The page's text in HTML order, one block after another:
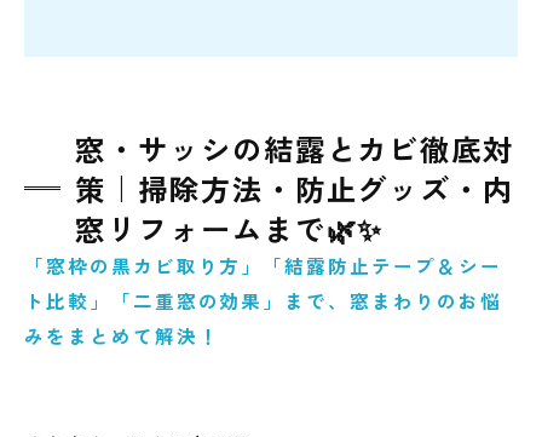
窓・サッシの結露とカビ徹底対
策｜掃除方法・防止グッズ・内
窓リフォームまで🌿✨
「窓枠の黒カビ取り方」「結露防止テープ＆シー
ト比較」「二重窓の効果」まで、窓まわりのお悩
みをまとめて解決！